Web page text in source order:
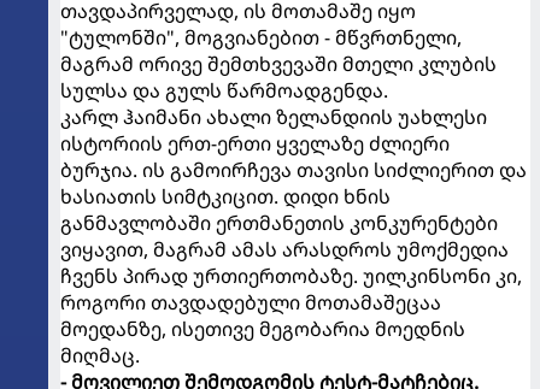
თავდაპირველად, ის მოთამაშე იყო
"ტულონში", მოგვიანებით - მწვრთნელი,
მაგრამ ორივე შემთხვევაში მთელი კლუბის
სულსა და გულს წარმოადგენდა.
კარლ ჰაიმანი ახალი ზელანდიის უახლესი
ისტორიის ერთ-ერთი ყველაზე ძლიერი
ბურჯია. ის გამოირჩევა თავისი სიძლიერით და
ხასიათის სიმტკიცით. დიდი ხნის
განმავლობაში ერთმანეთის კონკურენტები
ვიყავით, მაგრამ ამას არასდროს უმოქმედია
ჩვენს პირად ურთიერთობაზე. უილკინსონი კი,
როგორი თავდადებული მოთამაშეცაა
მოედანზე, ისეთივე მეგობარია მოედნის
მიღმაც.
- მოვილიეთ შემოდგომის ტესტ-მატჩებიც.